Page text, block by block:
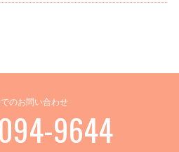
のお問い合わせ
9644